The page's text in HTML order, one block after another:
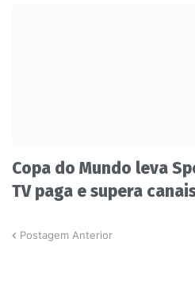
Copa do Mundo leva
TV paga e supera
Postagem Anterior